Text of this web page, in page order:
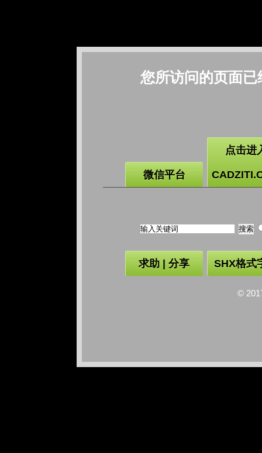
您所访问的页面
微信平台
点击进
求助 | 分享 SHX格式
©